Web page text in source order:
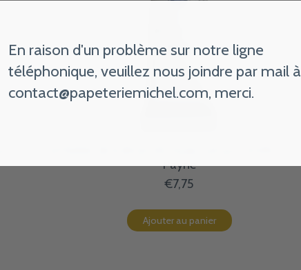
Payne
€7,75
Ajouter au panier
En raison d'un problème sur notre ligne
téléphonique, veuillez nous joindre par mail à
contact@papeteriemichel.com, merci.